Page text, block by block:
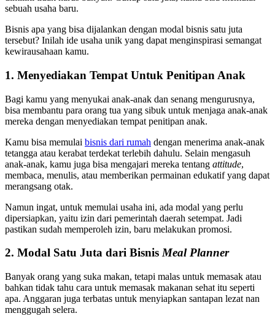
sebuah usaha baru.
Bisnis apa yang bisa dijalankan dengan modal bisnis satu juta
tersebut? Inilah ide usaha unik yang dapat menginspirasi semangat
kewirausahaan kamu.
1. Menyediakan Tempat Untuk Penitipan Anak
Bagi kamu yang menyukai anak-anak dan senang mengurusnya,
bisa membantu para orang tua yang sibuk untuk menjaga anak-anak
mereka dengan menyediakan tempat penitipan anak.
Kamu bisa memulai bisnis dari rumah dengan menerima anak-anak
tetangga atau kerabat terdekat terlebih dahulu. Selain mengasuh
anak-anak, kamu juga bisa mengajari mereka tentang attitude,
membaca, menulis, atau memberikan permainan edukatif yang dapat
merangsang otak.
Namun ingat, untuk memulai usaha ini, ada modal yang perlu
dipersiapkan, yaitu izin dari pemerintah daerah setempat. Jadi
pastikan sudah memperoleh izin, baru melakukan promosi.
2. Modal Satu Juta dari BisnisMeal Planner
Banyak orang yang suka makan, tetapi malas untuk memasak atau
bahkan tidak tahu cara untuk memasak makanan sehat itu seperti
apa. Anggaran juga terbatas untuk menyiapkan santapan lezat nan
menggugah selera.